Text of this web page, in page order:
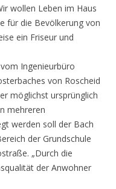
wollen Leben im Haus
für die Bevölkerung von
ein Friseur und
Ingenieurbüro
von Roscheid
möglichst ursprünglich
mehreren
werden soll der Bach
der Grundschule
„Durch die
der Anwohner